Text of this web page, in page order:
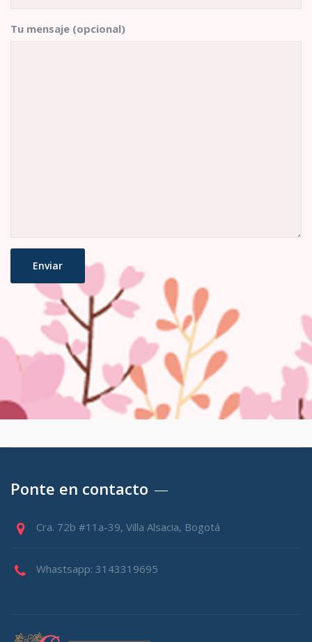
Tu mensaje (opcional)
Ponte en contacto
Cra. 72b #11a-39, Villa Alsacia, Bogotá
Whastsapp: 3143319695